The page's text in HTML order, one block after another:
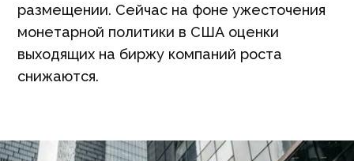
размещении. Сейчас на фоне ужесточения
монетарной политики в США оценки
выходящих на биржу компаний роста
снижаются.